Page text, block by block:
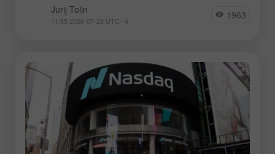
Jurij Tolin
11:55 2026-07-28 UTC--4 1963